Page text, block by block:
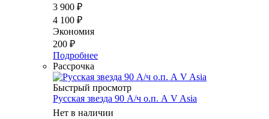
3 900 ₽
4 100 ₽
Экономия
200 ₽
Подробнее
Рассрочка
Быстрый просмотр
Русская звезда 90 А/ч о.п. А V Asia
Нет в наличии